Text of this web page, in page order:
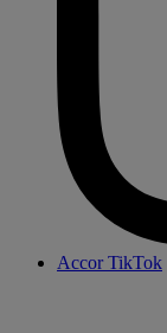
Accor TikTok